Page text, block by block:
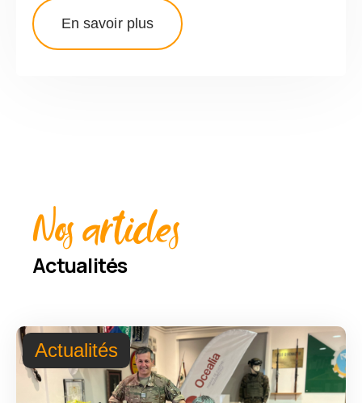
En savoir plus
Nos articles
Actualités
Actualités